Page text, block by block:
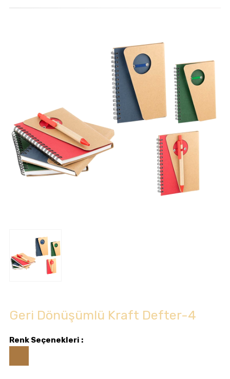
Geri Dönüşümlü Kraft Defter-4
Renk Seçenekleri :